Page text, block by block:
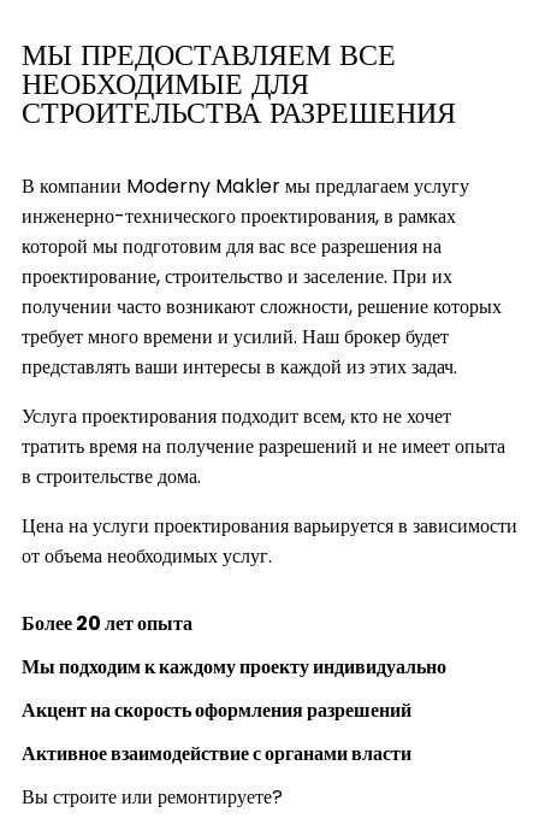
МЫ ПРЕДОСТАВЛЯЕМ ВСЕ
НЕОБХОДИМЫЕ ДЛЯ
СТРОИТЕЛЬСТВА РАЗРЕШЕНИЯ
В компании Moderny Makler мы предлагаем услугу
инженерно-технического проектирования, в рамках
которой мы подготовим для вас все разрешения на
проектирование, строительство и заселение. При их
получении часто возникают сложности, решение которых
требует много времени и усилий. Наш брокер будет
представлять ваши интересы в каждой из этих задач.
Услуга проектирования подходит всем, кто не хочет
тратить время на получение разрешений и не имеет опыта
в строительстве дома.
Цена на услуги проектирования варьируется в зависимости
от объема необходимых услуг.
Более20 летопыта
Мы подходим к каждому проектуиндивидуально
Акцент на скоростьоформления разрешений
Активное взаимодействиес органами власти
Вы строите или ремонтируете?